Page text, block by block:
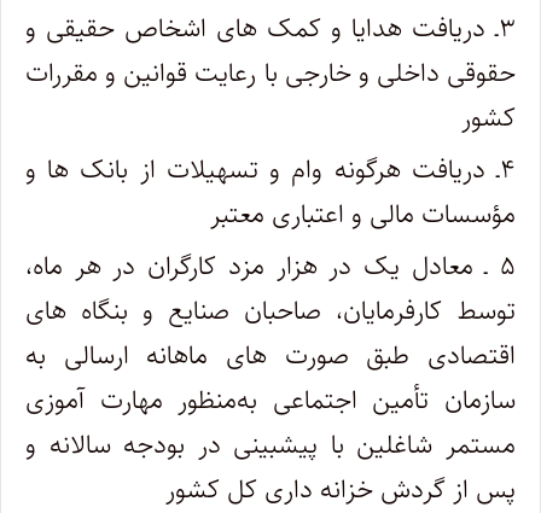
۳ـ دریافت هدایا و کمک های اشخاص حقیقی و
حقوقی داخلی و خارجی با رعایت قوانین و مقررات
کشور
۴ـ دریافت هرگونه وام و تسهیلات از بانک ها و
‌مؤسسات مالی و اعتباری معتبر
۵ ـ معادل یک در هزار مزد کارگران در هر ماه،
توسط کارفرمایان، صاحبان صنایع و بنگاه های
اقتصادی طبق صورت های ماهانه ارسالی به
سازمان تأمین اجتماعی ‌‌به‌منظور مهارت ­آموزی
مستمر شاغلین با پیش­بینی در بودجه سالانه و
پس از گردش خزانه ­داری کل کشور